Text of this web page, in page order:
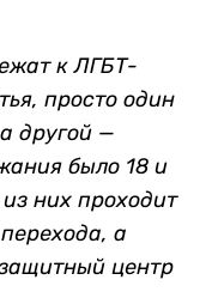
к ЛГБТ-
просто один
другой —
было 18 и
них проходит
а
центр